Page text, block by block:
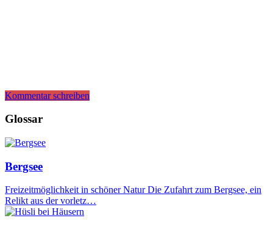
Kommentar schreiben
Glossar
Bergsee
Freizeitmöglichkeit in schöner Natur Die Zufahrt zum Bergsee, ein
Relikt aus der vorletz…